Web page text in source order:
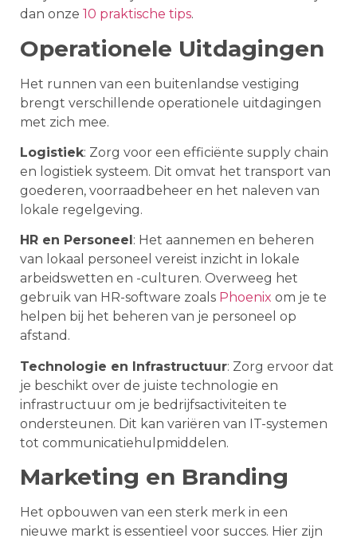
dan onze 10 praktische tips.
Operationele Uitdagingen
Het runnen van een buitenlandse vestiging
brengt verschillende operationele uitdagingen
met zich mee.
Logistiek: Zorg voor een efficiënte supply chain
en logistiek systeem. Dit omvat het transport van
goederen, voorraadbeheer en het naleven van
lokale regelgeving.
HR en Personeel : Het aannemen en beheren
van lokaal personeel vereist inzicht in lokale
arbeidswetten en -culturen. Overweeg het
gebruik van HR-software zoals Phoenix om je te
helpen bij het beheren van je personeel op
afstand.
Technologie en Infrastructuur: Zorg ervoor dat
je beschikt over de juiste technologie en
infrastructuur om je bedrijfsactiviteiten te
ondersteunen. Dit kan variëren van IT-systemen
tot communicatiehulpmiddelen.
Marketing en Branding
Het opbouwen van een sterk merk in een
nieuwe markt is essentieel voor succes. Hier zijn